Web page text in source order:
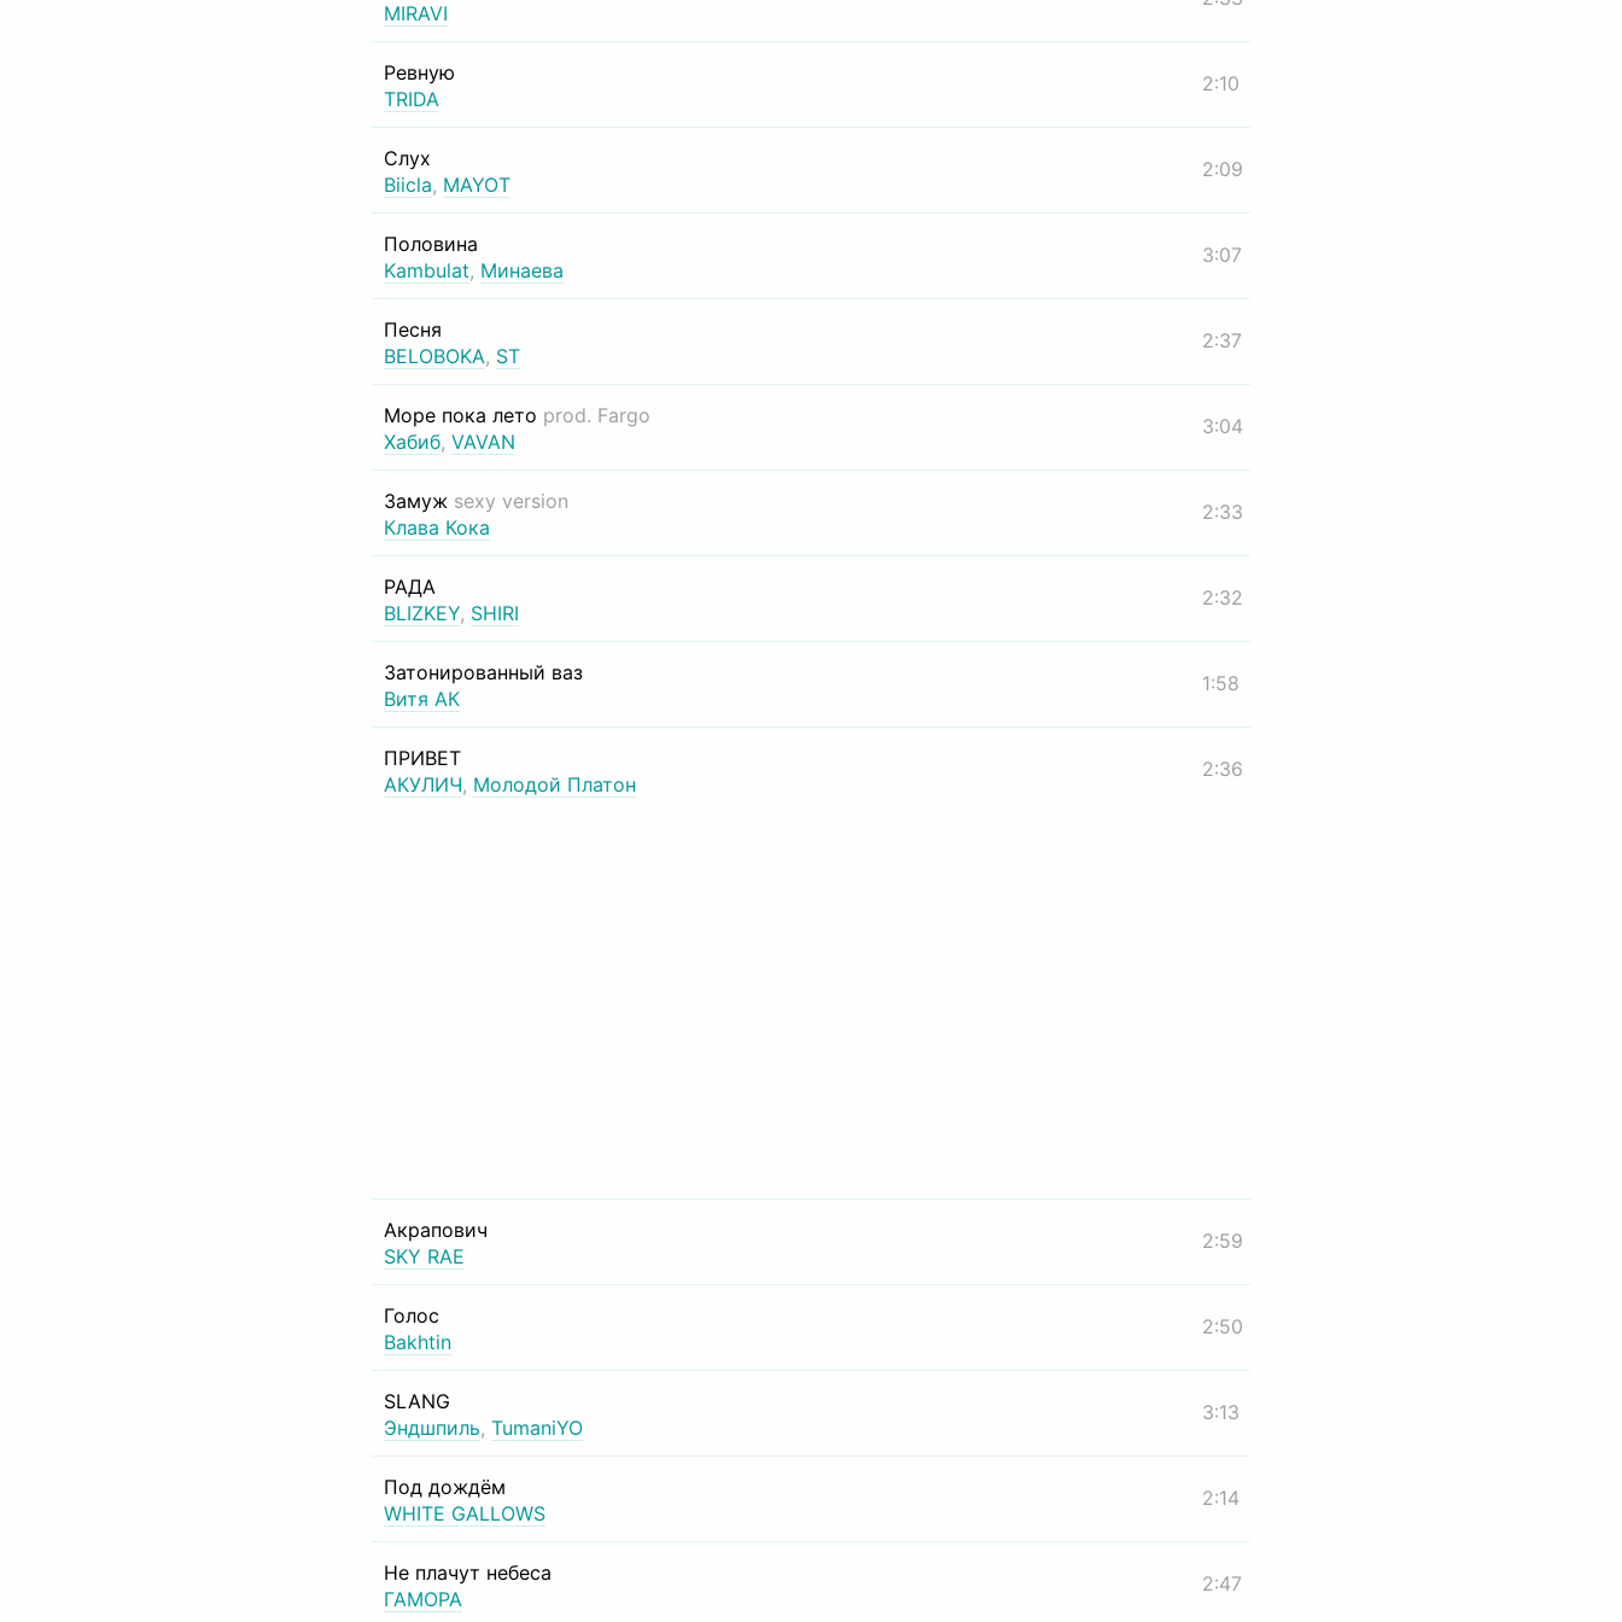
MIRAVI
Ревную
TRIDA
2:10
Слух
Biicla, MAYOT
2:09
Половина
Kambulat, Минаева
3:07
Песня
BELOBOKA, ST
2:37
Море пока лето prod. Fargo
Хабиб, VAVAN
3:04
Замуж sexy version
Клава Кока
2:33
РАДА
BLIZKEY, SHIRI
2:32
Затонированный ваз
Витя АК
1:58
ПРИВЕТ
АКУЛИЧ, Молодой Платон
2:36
Акрапович
SKY RAE
2:59
Голос
Bakhtin
2:50
SLANG
Эндшпиль, TumaniYO
3:13
Под дождём
WHITE GALLOWS
2:14
Не плачут небеса
ГАМОРА
2:47